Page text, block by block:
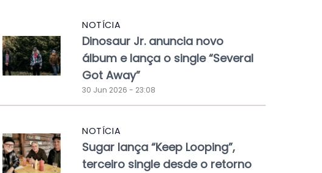
NOTÍCIA
Dinosaur Jr. anuncia novo
álbum e lança o single “Several
Got Away”
30 Jun 2026 - 23:08
NOTÍCIA
Sugar lança “Keep Looping”,
terceiro single desde o retorno